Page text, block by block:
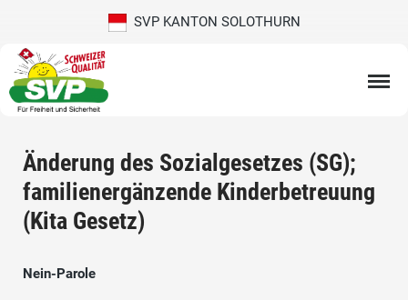
SVP KANTON SOLOTHURN
Änderung des Sozialgesetzes (SG);
familienergänzende Kinderbetreuung
(Kita Gesetz)
Nein-Parole